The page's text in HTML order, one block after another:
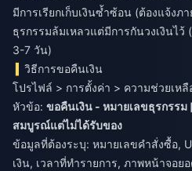
มีการเรียกเก็บเงินซ้ำซ้อน (ต้องแจ้งภ
ธุรกรรมล้มเหลวแต่มีการกันวงเงินไ
3-7 วัน)
วิธีการขอคืนเงิน
โปรไฟล์ > การตั้งค่า > ความช่วยเห
หัวข้อ: ขอคืนเงิน - หมายเลขธุรกรรม
สมบูรณ์แต่ไม่ได้รับของ
ข้อมูลที่ต้องระบุ: หมายเลขคำสั่งซื้อ,
เงิน, เวลาที่ทำรายการ, ภาพหน้าจอย